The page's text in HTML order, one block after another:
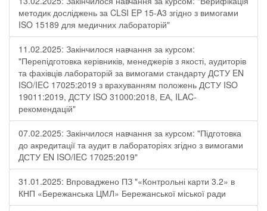
методик досліджень за CLSI EP 15-A3 згідно з вимогами
ISO 15189 для медичних лабораторій"
11.02.2025: Закінчилося навчання за курсом:
"Перепідготовка керівників, менеджерів з якості, аудиторів
та фахівців лабораторій за вимогами стандарту ДСТУ EN
ISO/IEC 17025:2019 з врахуванням положень ДСТУ ISO
19011:2019, ДСТУ ISO 31000:2018, ЕА, ILAC-
рекомендацій"
07.02.2025: Закінчилося навчання за курсом: "Підготовка
до акредитації та аудит в лабораторіях згідно з вимогами
ДСТУ EN ISO/IEC 17025:2019"
31.01.2025: Впроваджено ПЗ "«Контрольні карти 3.2» в
КНП «Бережанська ЦМЛ» Бережанської міської ради